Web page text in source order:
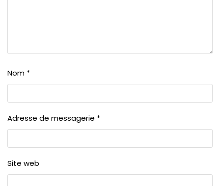
Nom *
Adresse de messagerie *
Site web